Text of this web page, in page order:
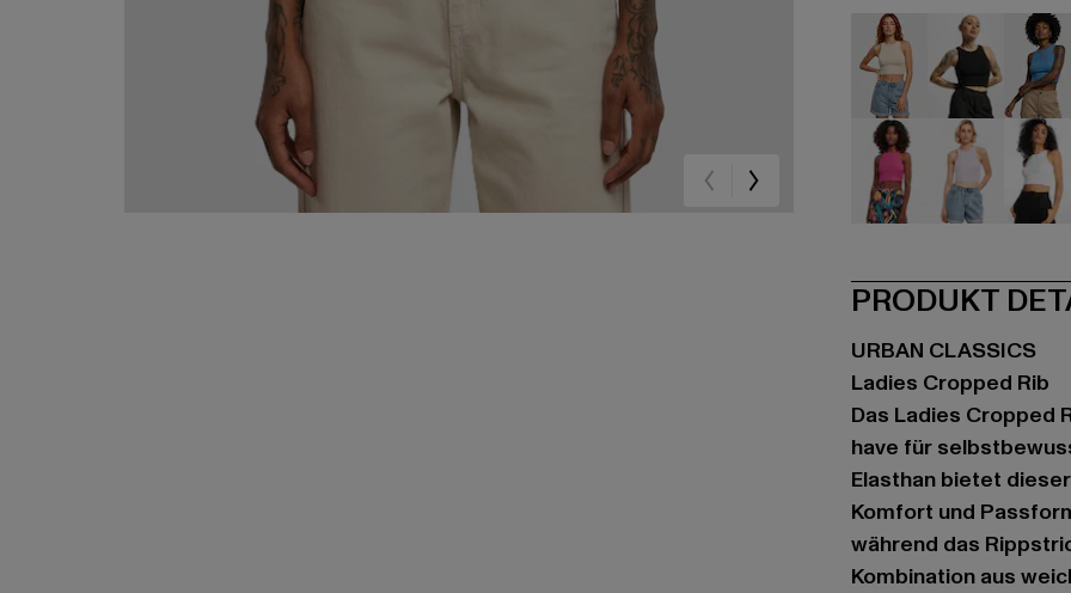
beige schwarzblau
PRODUKT
URBAN CLASSICS
Ladies Cropped Rib
Das Ladies Cropped
have für
Elasthan bietet
Komfort und
während das
Kombination aus